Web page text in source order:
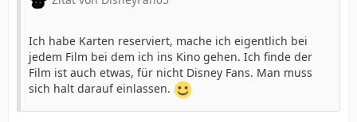
Ich habe Karten reserviert, mache ich eigentlich bei
jedem Film bei dem ich ins Kino gehen. Ich finde der
Film ist auch etwas, für nicht Disney Fans. Man muss
sich halt darauf einlassen.